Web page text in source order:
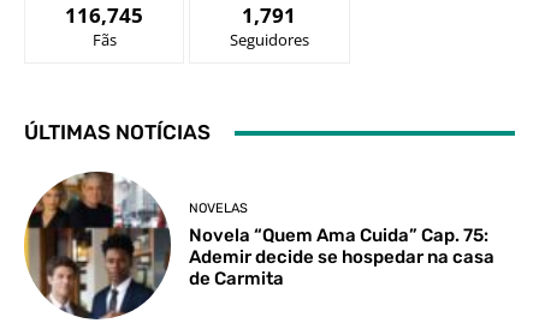
116,745
Fãs
1,791
Seguidores
ÚLTIMAS NOTÍCIAS
NOVELAS
Novela “Quem Ama Cuida” Cap. 75:
Ademir decide se hospedar na casa
de Carmita